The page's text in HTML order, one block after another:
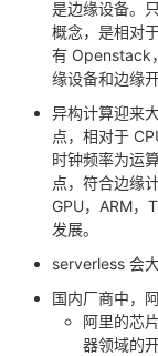
是边缘设备。
概念，是相对
有 Openstack
缘设备和边缘
异构计算迎来
点，相对于
时钟频率为运
点，符合边缘
GPU，ARM，
发展。
serverless 会
国内厂商中，
阿里的芯
器领域的